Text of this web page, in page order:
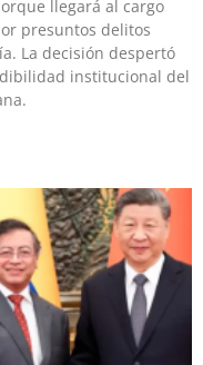
llegará al cargo
presuntos delitos
La decisión despertó
institucional del